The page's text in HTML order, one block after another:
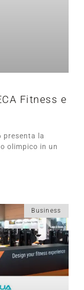
Fitness e
presenta la
olimpico in un
Business